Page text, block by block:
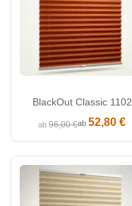
BlackOut Classic 1102
ab96,00 €ab52,80 €